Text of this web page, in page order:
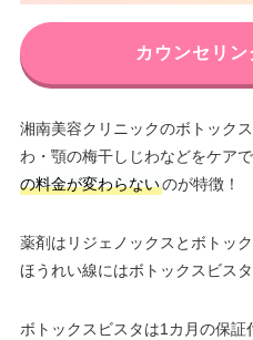
カウンセリン
湘南美容クリニックのボトック
わ・顎の梅干しじわなどをケアで
の料金が変わらないのが特徴！
薬剤はリジェノックスとボトッ
ほうれい線にはボトックスビスタ
ボトックスビスタは1カ月の保証